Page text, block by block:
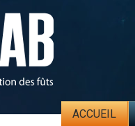
ACCUEIL